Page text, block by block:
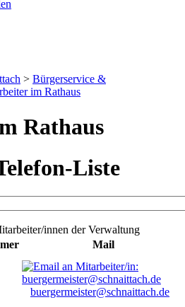
> Bürgerservice &
im Rathaus
Rathaus
Liste
innen der Verwaltung
Mail
buergermeister@schnaittach.de